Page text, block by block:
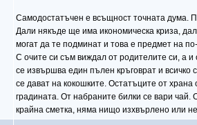
Самодостатъчен е всъщност точната дума.
Дали някъде ще има икономическа криза,
могат да те подминат и това е предмет на
С очите си съм виждал от родителите си, а и
се извършва един пълен кръговрат и
се дават на кокошките. Остатъците от
градината. От набраните билки се вари чай.
крайна сметка, няма нищо изхвърлено или